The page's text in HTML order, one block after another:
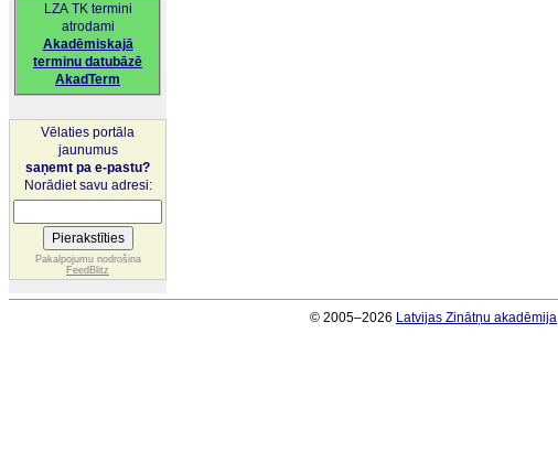
LZA TK termini
atrodami
Akadēmiskajā
terminu datubāzē
AkadTerm
Vēlaties portāla
jaunumus
saņemt pa e-pastu?
Norādiet savu adresi:
Pakalpojumu nodrošina
FeedBlitz
© 2005–2026 Latvijas Zinātņu akadēmija